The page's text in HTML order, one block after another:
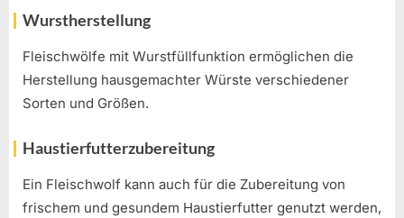
Wurstherstellung
Fleischwölfe mit Wurstfüllfunktion ermöglichen die
Herstellung hausgemachter Würste verschiedener
Sorten und Größen.
Haustierfutterzubereitung
Ein Fleischwolf kann auch für die Zubereitung von
frischem und gesundem Haustierfutter genutzt werden,